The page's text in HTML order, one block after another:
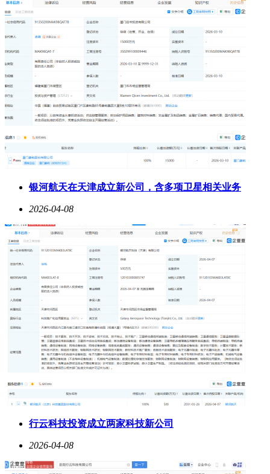
银河航天在天津成立新公司，含多项卫星相关业务
2026-04-08
行云科技投资成立两家科技新公司
2026-04-08